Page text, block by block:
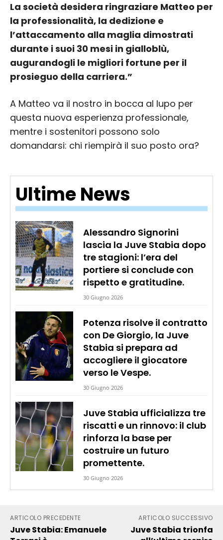
Ultime News
Alessandro Signorini
lascia la Juve Stabia dopo
tre stagioni: l’era del
portiere si conclude con
rispetto e gratitudine.
30 Giugno 2026
Potenza risolve il contratto
con De Giorgio, la Juve
Stabia si prepara ad
accogliere il giocatore
verso le Vespe.
30 Giugno 2026
Juve Stabia ufficializza tre
riscatti e un rinnovo: il club
rinforza la base per
costruire un futuro
promettente.
30 Giugno 2026
La società desidera ringraziare Matteo per
la professionalità, la dedizione e
l’attaccamento alla maglia dimostrati
durante i suoi 30 mesi in gialloblù,
augurandogli le migliori fortune per il
prosieguo della carriera.”
A Matteo va il nostro in bocca al lupo per
questa nuova esperienza professionale,
mentre i sostenitori possono solo
domandarsi: chi riempirà il suo posto ora?
ARTICOLO PRECEDENTE
Juve Stabia: Emanuele
ARTICOLO SUCCESSIVO
Juve Stabia trionfa